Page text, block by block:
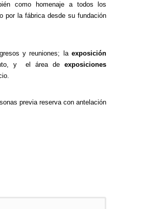
como homenaje a todos los
por la fábrica desde su fundación
y reuniones; laexposición
y el área deexposiciones
previa reserva con antelación